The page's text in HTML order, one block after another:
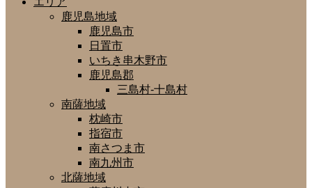
鹿児島地域
鹿児島市
日置市
いちき串木野市
鹿児島郡
三島村-十島村
南薩地域
枕崎市
指宿市
南さつま市
南九州市
北薩地域